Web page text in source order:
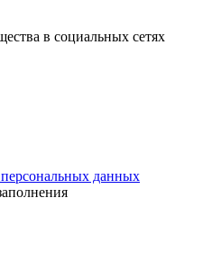
в социальных сетях
персональных данных